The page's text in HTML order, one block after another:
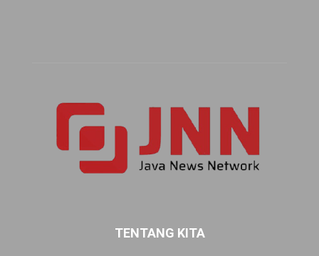
TENTANG KITA